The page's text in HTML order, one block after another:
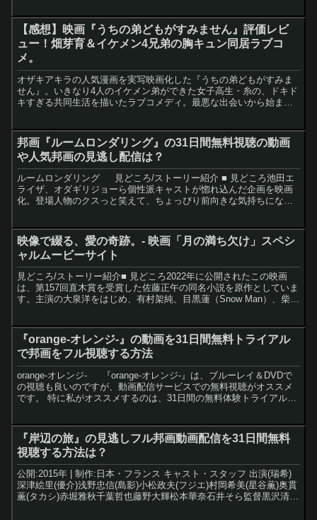
【感想】映画『うちの弟どもがすみません』評価レビ
ュー！畑芽育＆イケメン4兄弟の胸キュン同居ラブコ
メ。
オザキアキラの人気漫画を実写映画化した『うちの弟どもがすみま
せん』。いきなり4人のイケメン弟ができた女子高生・糸の、ドキド
キすぎる共同生活を描いたラブコメディ。最悪な出会いから始まっ
邦画『ルームロンダリング』の31日間無料視聴の動画
や人気邦画の見逃し配信は？
ルームロンダリング 見どころ/ストーリー紹介 ■ 見どころ池田エ
ライザ、オダギリジョーら個性派キャストが惚れ込んだ企画を映画
化。登場人物のクスっと笑えて、ちょっぴり前向きな気持ちになれ
映像で綴る、愛の奇跡。- 映画「月の満ち欠け」スペシ
ャルムービーサイト
見どころ/ストーリー紹介■ 見どころ2022年に公開されたこの映画
は、第157回直木賞を受賞した佐藤正午の同名小説を原作としていま
す。主演の大泉洋をはじめ、有村架純、目黒蓮（Snow Man）、柴咲
『orange-オレンジ-』の動画を31日間無料トライアル
で邦画をフル視聴する方法
orange-オレンジ- 『orange-オレンジ-』は、ブルーレイ＆DVDで
の視聴も良いのですが、動画配信サービスでの無料視聴がオススメ
です。 特に私がオススメするのは、31日間の無料体験トライアルが
『岸辺の旅』の見逃しフル邦画動画配信を31日間無料
視聴する方法は？
公開:2015年 | 制作:日本・フランス キャスト・スタッフ 出演(瑞希)
深津絵里(優介)浅野忠信(島影)小松政夫(フジエ)村岡希美(星谷薫)奥貫
薫(タカシ)赤堀雅秋千葉哲也藤野大輝松本華奈石井そら監督黒沢清原